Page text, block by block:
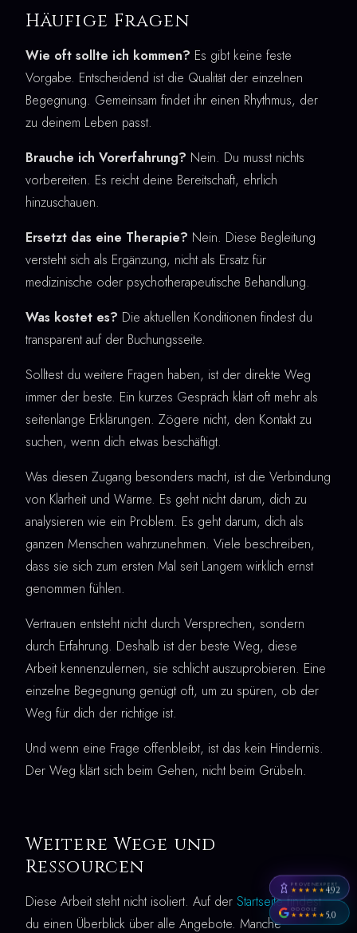
Häufige Fragen
Wie oft sollte ich kommen? Es gibt keine feste
Vorgabe. Entscheidend ist die Qualität der einzelnen
Begegnung. Gemeinsam findet ihr einen Rhythmus, der
zu deinem Leben passt.
Brauche ich Vorerfahrung? Nein. Du musst nichts
vorbereiten. Es reicht deine Bereitschaft, ehrlich
hinzuschauen.
Ersetzt das eine Therapie? Nein. Diese Begleitung
versteht sich als Ergänzung, nicht als Ersatz für
medizinische oder psychotherapeutische Behandlung.
Was kostet es? Die aktuellen Konditionen findest du
transparent auf der Buchungsseite.
Solltest du weitere Fragen haben, ist der direkte Weg
immer der beste. Ein kurzes Gespräch klärt oft mehr als
seitenlange Erklärungen. Zögere nicht, den Kontakt zu
suchen, wenn dich etwas beschäftigt.
Was diesen Zugang besonders macht, ist die Verbindung
von Klarheit und Wärme. Es geht nicht darum, dich zu
analysieren wie ein Problem. Es geht darum, dich als
ganzen Menschen wahrzunehmen. Viele beschreiben,
dass sie sich zum ersten Mal seit Langem wirklich ernst
genommen fühlen.
Vertrauen entsteht nicht durch Versprechen, sondern
durch Erfahrung. Deshalb ist der beste Weg, diese
Arbeit kennenzulernen, sie schlicht auszuprobieren. Eine
einzelne Begegnung genügt oft, um zu spüren, ob der
Weg für dich der richtige ist.
Und wenn eine Frage offenbleibt, ist das kein Hindernis.
Der Weg klärt sich beim Gehen, nicht beim Grübeln.
Weitere Wege und
Ressourcen
Diese Arbeit steht nicht isoliert. Auf der Startseitefindest
du einen Überblick über alle Angebote. Manche
PROVENEXPERT
★★★★★4,92
GOOGLE
★★★★★5,0